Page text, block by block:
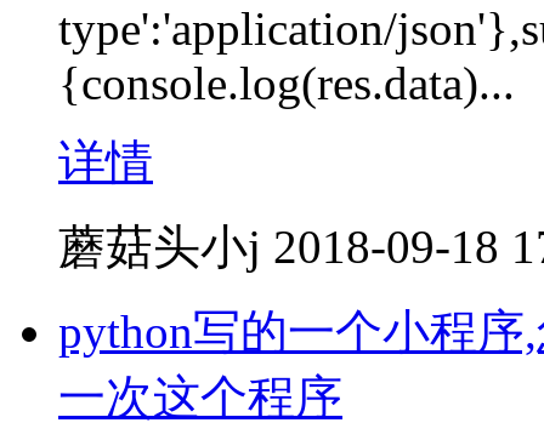
type':'application/
{console.log(res.data)...
详情
蘑菇头小j 2018-09-18
python写的一个小程
一次这个程序